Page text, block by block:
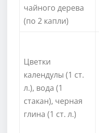
чайного дерева
(по 2 капли)
Цветки
календулы (1 ст.
л.), вода (1
стакан), черная
глина (1 ст. л.)